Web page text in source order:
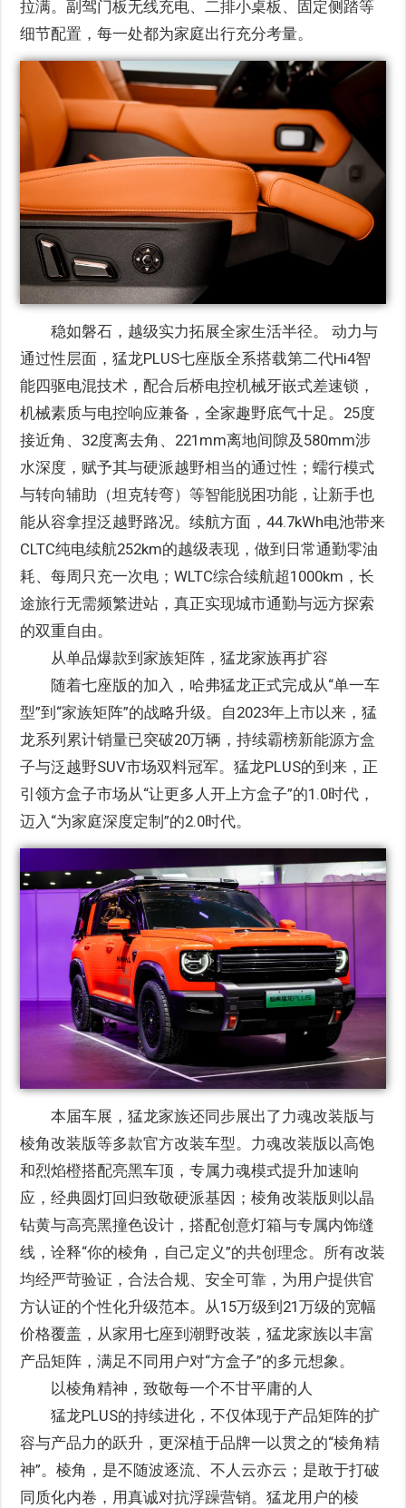
拉满。副驾门板无线充电、二排小桌板、固定侧踏等
细节配置，每一处都为家庭出行充分考量。
稳如磐石，越级实力拓展全家生活半径。 动力与
通过性层面，猛龙PLUS七座版全系搭载第二代Hi4智
能四驱电混技术，配合后桥电控机械牙嵌式差速锁，
机械素质与电控响应兼备，全家趣野底气十足。25度
接近角、32度离去角、221mm离地间隙及580mm涉
水深度，赋予其与硬派越野相当的通过性；蠕行模式
与转向辅助（坦克转弯）等智能脱困功能，让新手也
能从容拿捏泛越野路况。续航方面，44.7kWh电池带来
CLTC纯电续航252km的越级表现，做到日常通勤零油
耗、每周只充一次电；WLTC综合续航超1000km，长
途旅行无需频繁进站，真正实现城市通勤与远方探索
的双重自由。
从单品爆款到家族矩阵，猛龙家族再扩容
随着七座版的加入，哈弗猛龙正式完成从“单一车
型”到“家族矩阵”的战略升级。自2023年上市以来，猛
龙系列累计销量已突破20万辆，持续霸榜新能源方盒
子与泛越野SUV市场双料冠军。猛龙PLUS的到来，正
引领方盒子市场从“让更多人开上方盒子”的1.0时代，
迈入“为家庭深度定制”的2.0时代。
本届车展，猛龙家族还同步展出了力魂改装版与
棱角改装版等多款官方改装车型。力魂改装版以高饱
和烈焰橙搭配亮黑车顶，专属力魂模式提升加速响
应，经典圆灯回归致敬硬派基因；棱角改装版则以晶
钻黄与高亮黑撞色设计，搭配创意灯箱与专属内饰缝
线，诠释“你的棱角，自己定义”的共创理念。所有改装
均经严苛验证，合法合规、安全可靠，为用户提供官
方认证的个性化升级范本。从15万级到21万级的宽幅
价格覆盖，从家用七座到潮野改装，猛龙家族以丰富
产品矩阵，满足不同用户对“方盒子”的多元想象。
以棱角精神，致敬每一个不甘平庸的人
猛龙PLUS的持续进化，不仅体现于产品矩阵的扩
容与产品力的跃升，更深植于品牌一以贯之的“棱角精
神”。棱角，是不随波逐流、不人云亦云；是敢于打破
同质化内卷，用真诚对抗浮躁营销。猛龙用户的棱